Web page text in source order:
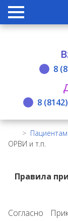
8
8
> Пациентам
ОРВИ и т.п.
Правила
Согласно